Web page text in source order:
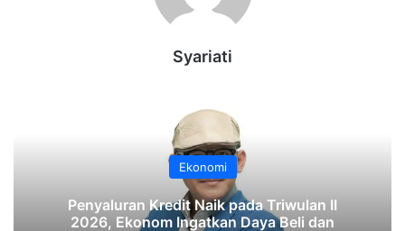
Syariati
Ekonomi
‎Penyaluran Kredit Naik pada Triwulan II
2026, Ekonom Ingatkan Daya Beli dan